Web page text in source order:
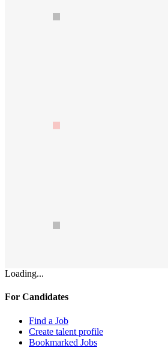
Loading...
For Candidates
Find a Job
Create talent profile
Bookmarked Jobs